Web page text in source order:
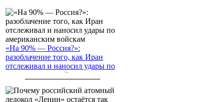
«На 90% — Россия?»:
разоблачение того, как Иран
отслеживал и наносил удары по
американским войскам